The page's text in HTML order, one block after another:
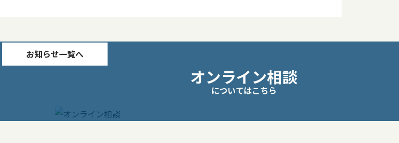
お知らせ一覧へ
オンライン相談
についてはこちら